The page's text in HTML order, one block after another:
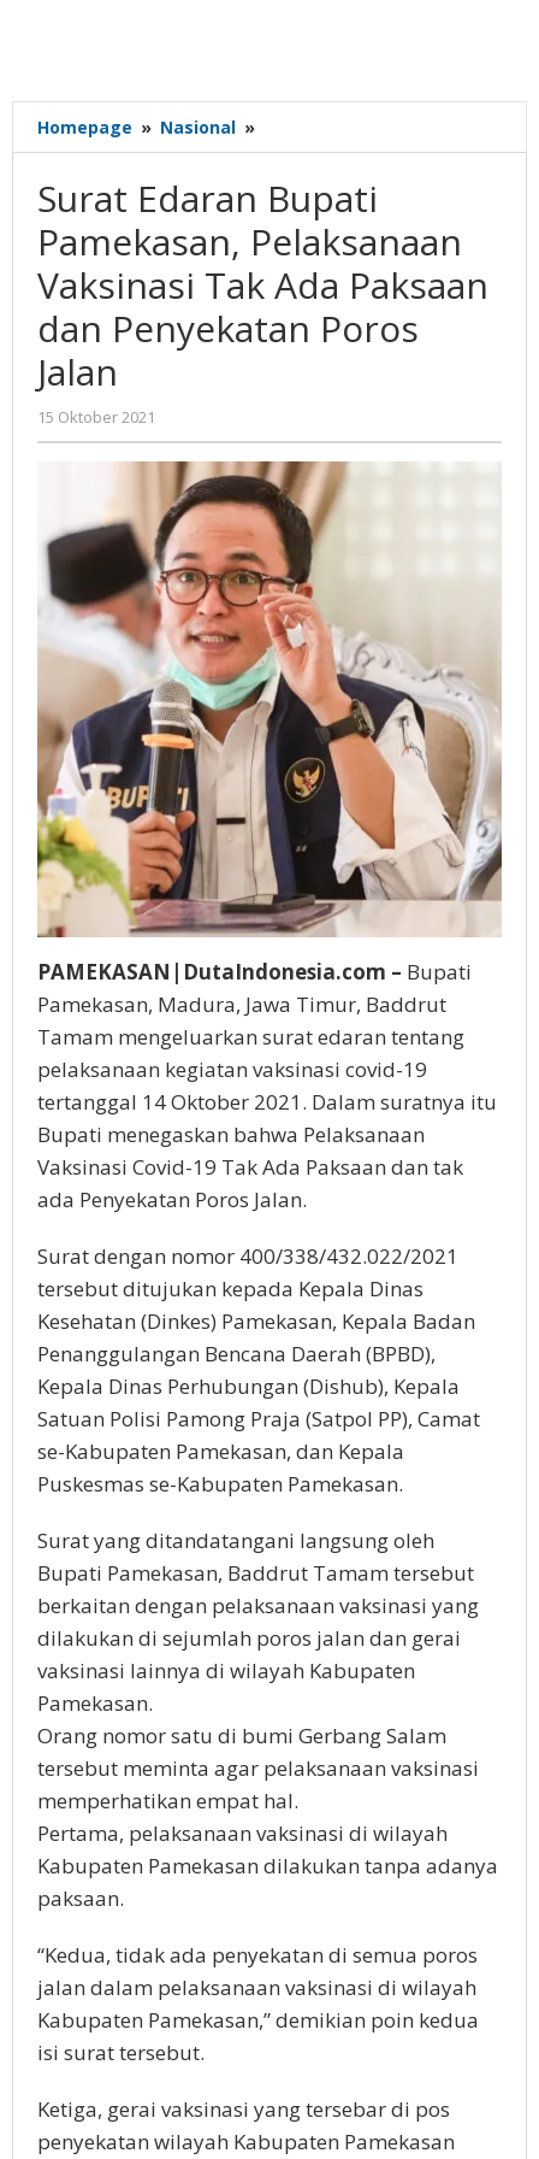
Homepage » Nasional »
Edaran
Pamekasan,
Pelaksanaan
Vaksinasi
Tak
Ada
Paksaan
Surat Edaran Bupati
Pamekasan, Pelaksanaan
Vaksinasi Tak Ada Paksaan
dan Penyekatan Poros
Jalan
15 Oktober 2021
Gatot
Susanto
PAMEKASAN|DutaIndonesia.com – Bupati
Pamekasan, Madura, Jawa Timur, Baddrut
Tamam mengeluarkan surat edaran tentang
pelaksanaan kegiatan vaksinasi covid-19
tertanggal 14 Oktober 2021. Dalam suratnya itu
Bupati menegaskan bahwa Pelaksanaan
Vaksinasi Covid-19 Tak Ada Paksaan dan tak
ada Penyekatan Poros Jalan.
Surat dengan nomor 400/338/432.022/2021
tersebut ditujukan kepada Kepala Dinas
Kesehatan (Dinkes) Pamekasan, Kepala Badan
Penanggulangan Bencana Daerah (BPBD),
Kepala Dinas Perhubungan (Dishub), Kepala
Satuan Polisi Pamong Praja (Satpol PP), Camat
se-Kabupaten Pamekasan, dan Kepala
Puskesmas se-Kabupaten Pamekasan.
Surat yang ditandatangani langsung oleh
Bupati Pamekasan, Baddrut Tamam tersebut
berkaitan dengan pelaksanaan vaksinasi yang
dilakukan di sejumlah poros jalan dan gerai
vaksinasi lainnya di wilayah Kabupaten
Pamekasan.
Orang nomor satu di bumi Gerbang Salam
tersebut meminta agar pelaksanaan vaksinasi
memperhatikan empat hal.
Pertama, pelaksanaan vaksinasi di wilayah
Kabupaten Pamekasan dilakukan tanpa adanya
paksaan.
“Kedua, tidak ada penyekatan di semua poros
jalan dalam pelaksanaan vaksinasi di wilayah
Kabupaten Pamekasan,” demikian poin kedua
isi surat tersebut.
Ketiga, gerai vaksinasi yang tersebar di pos
penyekatan wilayah Kabupaten Pamekasan